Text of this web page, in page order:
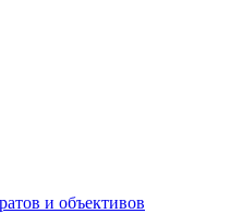
и объективов